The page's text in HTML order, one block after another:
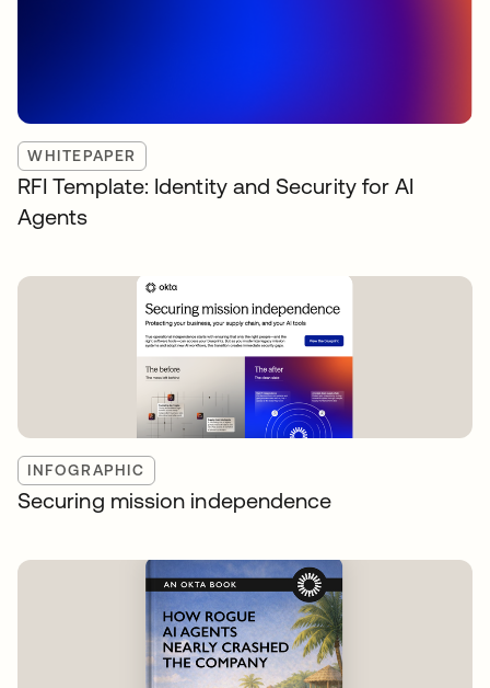
WHITEPAPER
RFI Template: Identity and Security for AI
Agents
INFOGRAPHIC
Securing mission independence